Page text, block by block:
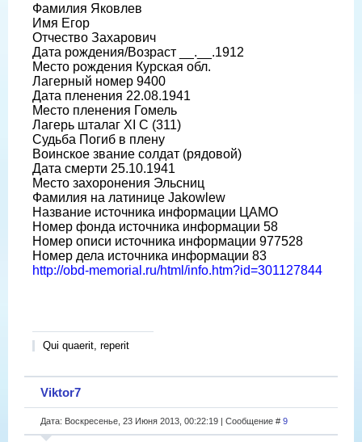
Фамилия Яковлев
Имя Егор
Отчество Захарович
Дата рождения/Возраст __.__.1912
Место рождения Курская обл.
Лагерный номер 9400
Дата пленения 22.08.1941
Место пленения Гомель
Лагерь шталаг XI C (311)
Судьба Погиб в плену
Воинское звание солдат (рядовой)
Дата смерти 25.10.1941
Место захоронения Эльсниц
Фамилия на латинице Jakowlew
Название источника информации ЦАМО
Номер фонда источника информации 58
Номер описи источника информации 977528
Номер дела источника информации 83
http://obd-memorial.ru/html/info.htm?id=301127844
Qui quaerit, reperit
Viktor7
Дата: Воскресенье, 23 Июня 2013, 00:22:19 | Сообщение # 9